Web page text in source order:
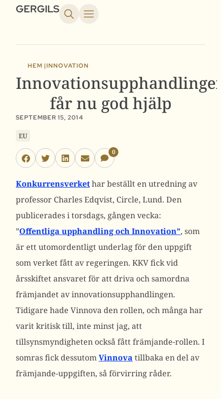
GERGILS
HEM |INNOVATION
får nu god hjälp
SEPTEMBER 15, 2014
EU
0
Konkurrensverkethar beställt en utredning av
professor Charles Edqvist, Circle, Lund. Den
publicerades i torsdags, gången vecka:
”Offentliga upphandling och Innovation”, som
är ett utomordentligt underlag för den uppgift
som verket fått av regeringen. KKV fick vid
årsskiftet ansvaret för att driva och samordna
främjandet av innovationsupphandlingen.
Tidigare hade Vinnova den rollen, och många har
varit kritisk till, inte minst jag, att
tillsynsmyndigheten också fått främjande-rollen. I
somras fick dessutomVinnova tillbaka en del av
främjande-uppgiften, så förvirring råder.